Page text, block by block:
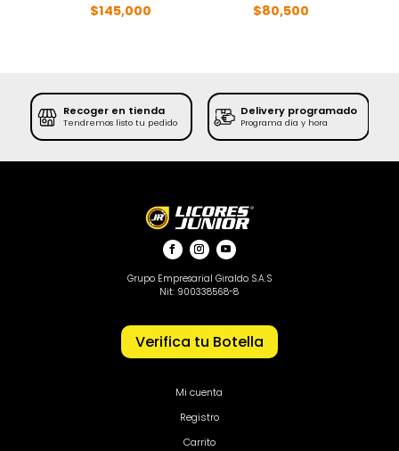
$145,000
$80,500
Recoger en tienda
Tendremos listo tu pedido
Delivery programado
Programa día y hora
Grupo Empresarial Giraldo S.A.S
Nit: 900338568-8
Verifica tu Botella
Mi cuenta
Registro
Carrito